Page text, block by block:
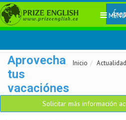
MENÚ
Inicio Actualidad
Aprovecha
tus
vacaciónes
Solicitar más información